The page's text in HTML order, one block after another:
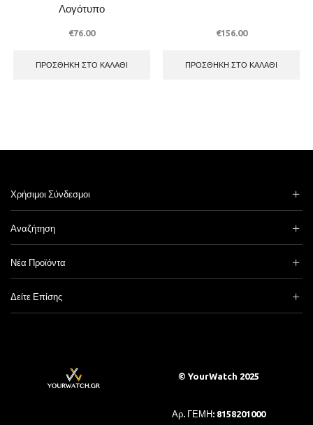
Λογότυπο
€76.00
ΠΡΟΣΘΉΚΗ ΣΤΟ ΚΑΛΆΘΙ
€156.00
ΠΡΟΣΘΉΚΗ ΣΤΟ ΚΑΛΆΘΙ
Χρήσιμοι Σύνδεσμοι
Αναζήτηση
Νέα Προϊόντα
Δείτε Επίσης
© YourWatch 2025
Αρ. ΓΕΜΗ: 8158201000